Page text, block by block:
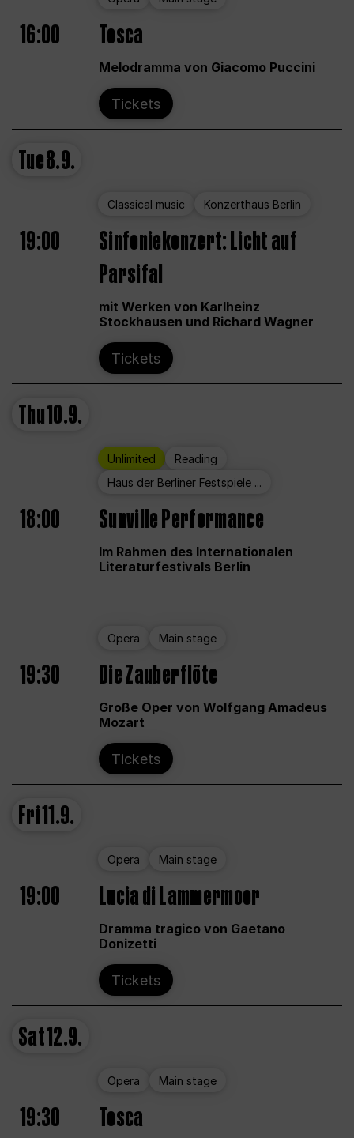
16:00 Tosca
Melodramma von Giacomo Puccini
Tickets
Tue8.9.
Classical music Konzerthaus Berlin
19:00
Sinfoniekonzert: Licht auf
Parsifal
mit Werken von Karlheinz
Stockhausen und Richard Wagner
Tickets
Thu10.9.
Unlimited
Reading
Haus der Berliner Festspiele ...
18:00 Sunville Performance
Im Rahmen des Internationalen
Literaturfestivals Berlin
Opera Main stage
19:30 Die Zauberflöte
Große Oper von Wolfgang Amadeus
Mozart
Tickets
Fri11.9.
Opera Main stage
19:00 Lucia di Lammermoor
Dramma tragico von Gaetano
Donizetti
Tickets
Sat12.9.
Opera Main stage
19:30 Tosca